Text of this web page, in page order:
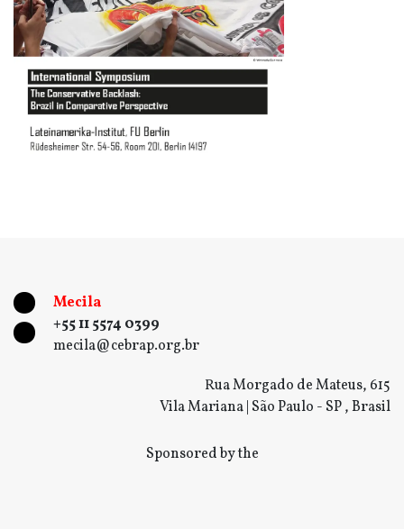
Mecila
+55 11 5574 0399
mecila@cebrap.org.br
Rua Morgado de Mateus, 615
Vila Mariana | São Paulo - SP , Brasil
Sponsored by the